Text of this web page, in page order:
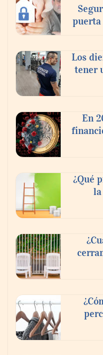
‘El ransomware se
Ricardo Palacio
puerta
Los
tener
En
¿Qué